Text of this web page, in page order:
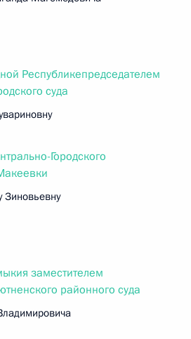
Республикепредседателем
суда
Городского
Зиновьевну
заместителем
районного суда